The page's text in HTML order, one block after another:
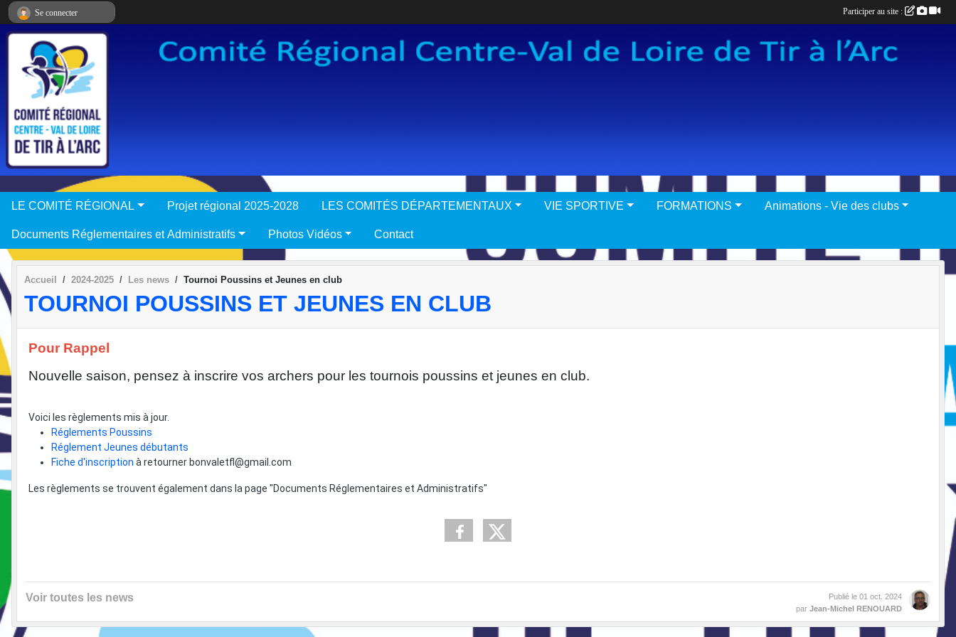
LE COMITÉ RÉGIONAL Projet régional 2025-2028 LES COMITÉS DÉPARTEMENTAUX VIE SPORTIVE FORMATIONS Animations - Vie des clubs
Documents Réglementaires et Administratifs Photos Vidéos Contact
Accueil 2024-2025 Les news Tournoi Poussins et Jeunes en club
TOURNOI POUSSINS ET JEUNES EN CLUB
Pour Rappel
Nouvelle saison, pensez à inscrire vos archers pour les tournois poussins et jeunes en club.
Voici les règlements mis à jour.
Réglements Poussins
Réglement Jeunes débutants
Fiche d'inscription à retourner bonvaletfl@gmail.com
Les règlements se trouvent également dans la page "Documents Réglementaires et Administratifs"
Voir toutes les news Publié le 01 oct. 2024
par Jean-Michel RENOUARD
Se connecter Participer au site :
Panneau de gestion des cookies